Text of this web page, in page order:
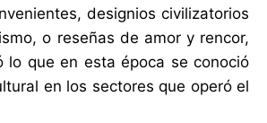
designios civilizatorios
o reseñas de amor y rencor,
lo que en esta época se conoció
en los sectores que operó el